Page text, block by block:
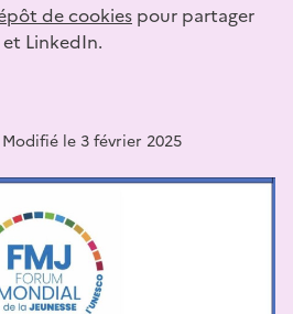
de cookies pour partager
LinkedIn.
Modifié le 3 février 2025